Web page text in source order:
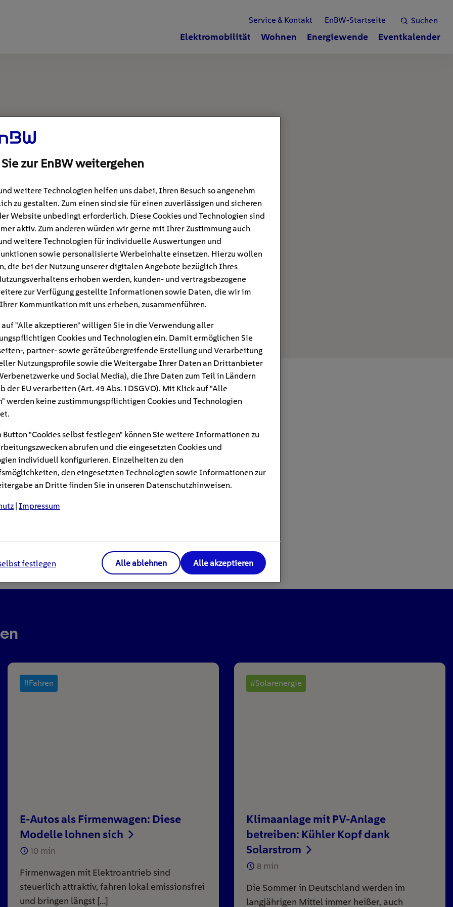
Suchen
Service & Kontakt EnBW-Startseite
Elektromobilität Wohnen Energiewende Eventkalender
#
e
#Fahren
E-Autos als Firmenwagen: Diese
Modelle lohnen sich
10 min
Firmenwagen mit Elektroantrieb sind
steuerlich attraktiv, fahren lokal emissionsfrei
und bringen längst […]
#Solarenergie
Klimaanlage mit PV-Anlage
betreiben: Kühler Kopf dank
Solarstrom
8 min
Die Sommer in Deutschland werden im
langjährigen Mittel immer heißer, auch
zur EnBW weitergehen
weitere Technologien helfen uns dabei, Ihren Besuch so angenehm
zu gestalten. Zum einen sind sie für einen zuverlässigen und sicheren
Website unbedingt erforderlich. Diese Cookies und Technologien sind
aktiv. Zum anderen würden wir gerne mit Ihrer Zustimmung auch
weitere Technologien für individuelle Auswertungen und
sowie personalisierte Werbeinhalte einsetzen. Hierzu wollen
die bei der Nutzung unserer digitalen Angebote bezüglich Ihres
erhoben werden, kunden- und vertragsbezogene
zur Verfügung gestellte Informationen sowie Daten, die wir im
Kommunikation mit uns erheben, zusammenführen.
"Alle akzeptieren" willigen Sie in die Verwendung aller
Cookies und Technologien ein. Damit ermöglichen Sie
, partner- sowie geräteübergreifende Erstellung und Verarbeitung
Nutzungsprofile sowie die Weitergabe Ihrer Daten an Drittanbieter
und Social Media), die Ihre Daten zum Teil in Ländern
der EU verarbeiten (Art. 49 Abs. 1 DSGVO). Mit Klick auf "Alle
werden keine zustimmungspflichtigen Cookies und Technologien
Button "Cookies selbst festlegen" können Sie weitere Informationen zu
abrufen und die eingesetzten Cookies und
individuell konfigurieren. Einzelheiten zu den
den eingesetzten Technologien sowie Informationen zur
an Dritte finden Sie in unseren Datenschutzhinweisen.
| Impressum
festlegen Alle ablehnen Alle akzeptieren